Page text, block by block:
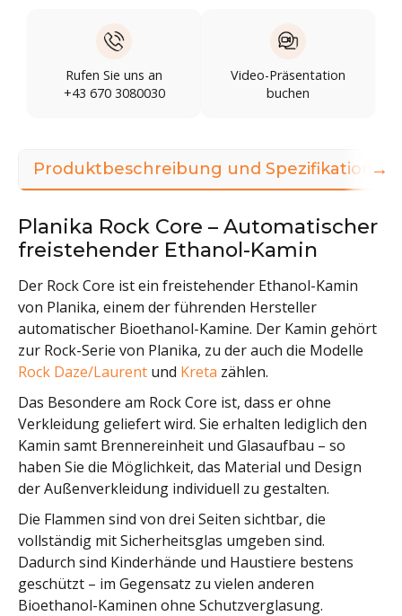
Rufen Sie uns an
+43 670 3080030
Video-Präsentation
buchen
Produktbeschreibung und Spezifikationen
Planika Rock Core – Automatischer
freistehender Ethanol-Kamin
Der Rock Core ist ein freistehender Ethanol-Kamin
von Planika, einem der führenden Hersteller
automatischer Bioethanol-Kamine. Der Kamin gehört
zur Rock-Serie von Planika, zu der auch die Modelle
Rock Daze/Laurent und Kreta zählen.
Das Besondere am Rock Core ist, dass er ohne
Verkleidung geliefert wird. Sie erhalten lediglich den
Kamin samt Brennereinheit und Glasaufbau – so
haben Sie die Möglichkeit, das Material und Design
der Außenverkleidung individuell zu gestalten.
Die Flammen sind von drei Seiten sichtbar, die
vollständig mit Sicherheitsglas umgeben sind.
Dadurch sind Kinderhände und Haustiere bestens
geschützt – im Gegensatz zu vielen anderen
Bioethanol-Kaminen ohne Schutzverglasung.
→